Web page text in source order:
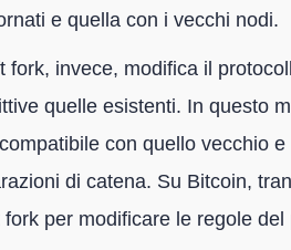
e quella con i vecchi nodi.
fork, invece, modifica il
quelle esistenti. In questo
con quello vecchio
di catena. Su Bitcoin,
fork per modificare le regole del